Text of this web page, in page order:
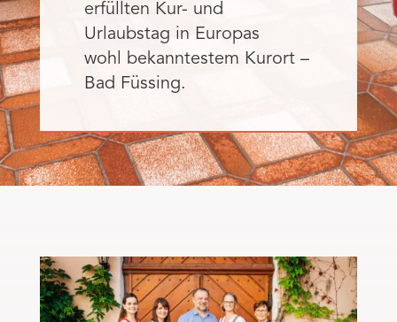
erfüllten Kur- und
Urlaubstag in Europas
wohl bekanntestem Kurort –
Bad Füssing.